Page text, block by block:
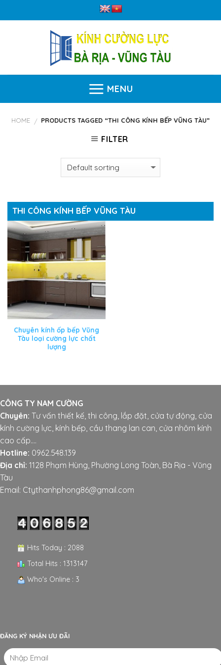
to
MENU
HOME / PRODUCTS TAGGED “THI CÔNG KÍNH BẾP VŨNG TÀU”
FILTER
THI CÔNG KÍNH BẾP VŨNG TÀU
Chuyên kính ốp bếp Vũng
Tàu loại cường lực chất
lượng
CÔNG TY NAM CƯỜNG
Chuyên: Tư vấn thiết kế, thi công, lắp đặt, cửa tự động, cửa
kính cường lực, kính bếp, cầu thang lan can, cửa nhôm kính
cao cấp....
Hotline: 0962.548.139
Địa chỉ: 1128 Phạm Hùng, Phường Long Toàn, Bà Rịa - Vũng
Tàu
Email: Ctythanhphong86@gmail.com
Hits Today : 2088
Total Hits : 1313147
Who's Online : 3
ĐĂNG KÝ NHẬN ƯU ĐÃI